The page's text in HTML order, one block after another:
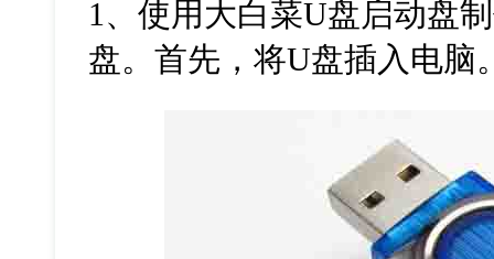
1 、使用大白菜U盘启动盘
盘。首先，将U盘插入电脑